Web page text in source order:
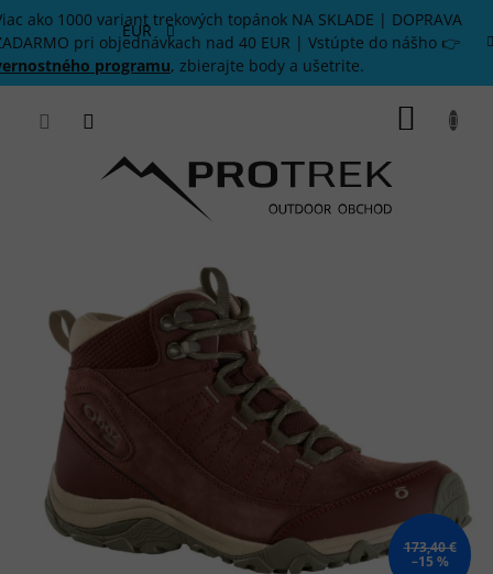
Prejsť
na
obsah
ako 1000 variant trekových topánok NA SKLADE | DOPRAVA
pri objednávkach nad 40 EUR | Vstúpte do nášho 👉
programu, zbierajte body a ušetrite.
EUR
173,40 €
–15 %